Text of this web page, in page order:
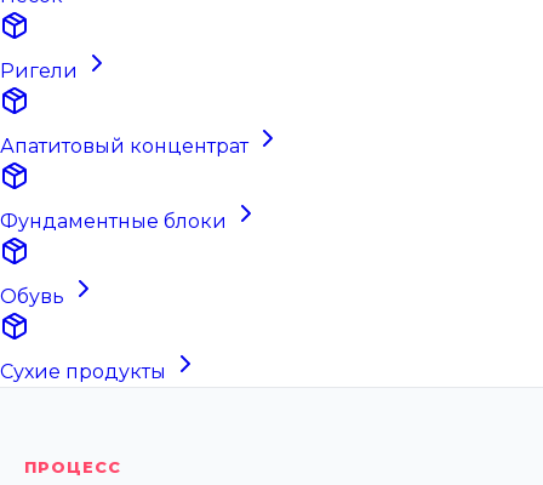
Ригели
Апатитовый концентрат
Фундаментные блоки
Обувь
Сухие продукты
ПРОЦЕСС